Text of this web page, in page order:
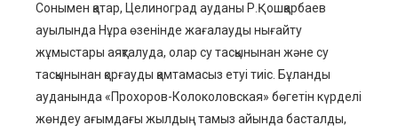
Сонымен қатар, Целиноград ауданы Р.Қошқарбаев
ауылында Нұра өзенінде жағалауды нығайту
жұмыстары аяқталуда, олар су тасқынынан және су
тасқынынан қорғауды қамтамасыз етуі тиіс. Бұланды
ауданында «Прохоров-Колоколовская» бөгетін күрделі
жөндеу ағымдағы жылдың тамыз айында басталды,